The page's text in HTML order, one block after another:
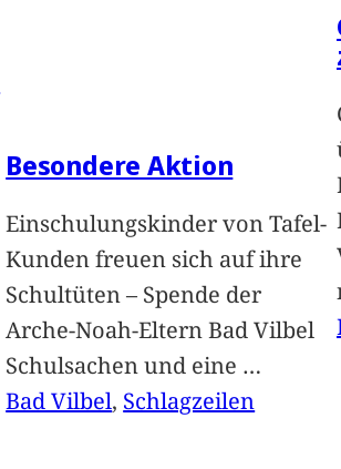
Besondere Aktion
Einschulungskinder von Tafel-
Kunden freuen sich auf ihre
Schultüten – Spende der
Arche-Noah-Eltern Bad Vilbel
Schulsachen und eine …
Bad Vilbel, Schlagzeilen